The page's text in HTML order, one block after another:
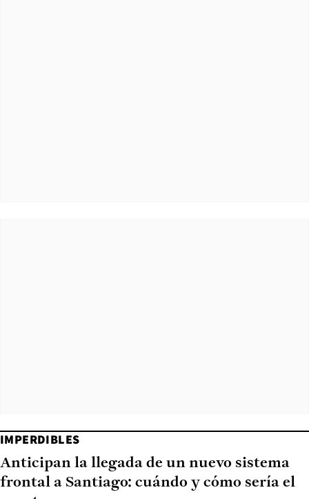
IMPERDIBLES
Anticipan la llegada de un nuevo sistema
frontal a Santiago: cuándo y cómo sería el